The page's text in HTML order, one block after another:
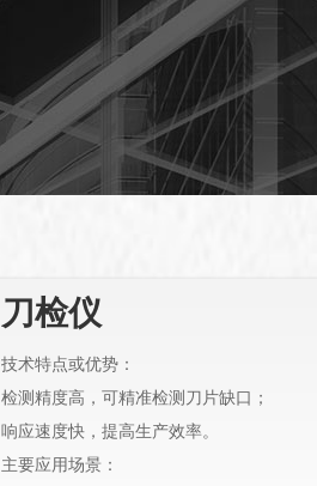
刀检仪
技术特点或优势：
检测精度高，可精准检测刀片缺口；
响应速度快，提高生产效率。
主要应用场景：